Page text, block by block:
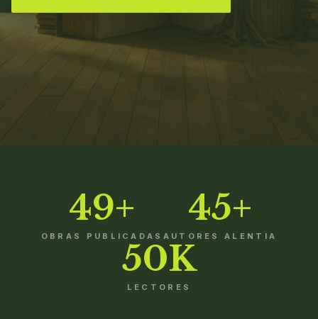
49+
OBRAS PUBLICADAS
45+
AUTORES ALENTIA
50K
LECTORES